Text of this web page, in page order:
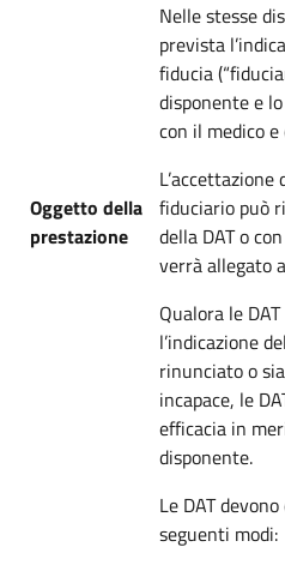
Oggetto della
prestazione
Nelle stesse
prevista
fiducia
disponente e
con il medico
fiduciario può
della DAT o
verrà allegato
Qualora le
l’indicazione
rinunciato o
incapace, le
efficacia in
disponente.
Le DAT
seguenti modi: